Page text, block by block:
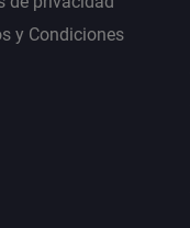
y Condiciones